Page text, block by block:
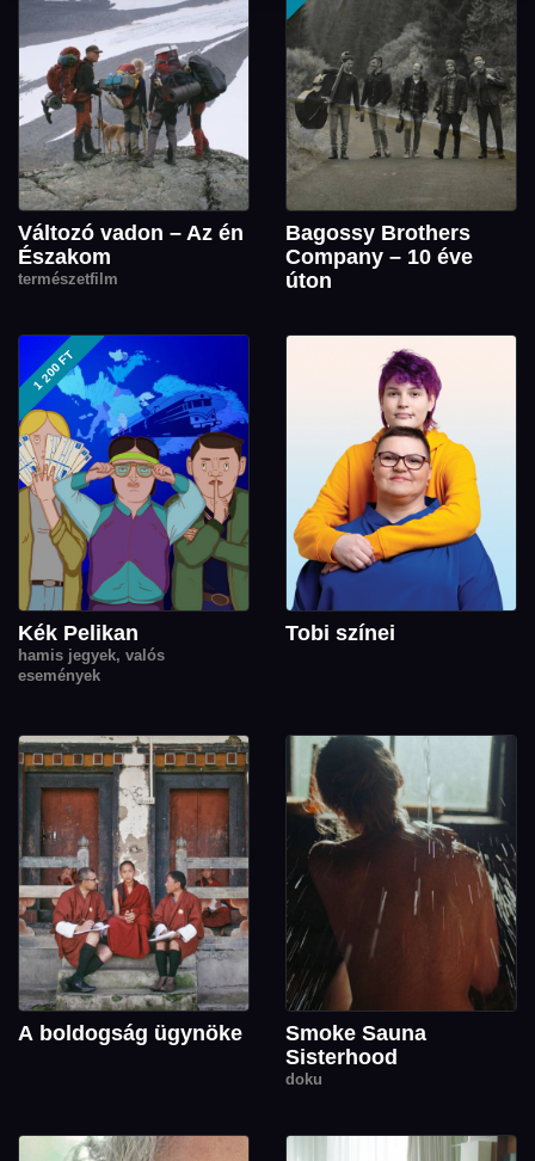
Változó vadon – Az én
Északom
természetfilm
Bagossy Brothers
Company – 10 éve
úton
1 200 FT
Kék Pelikan
hamis jegyek, valós
események
Tobi színei
A boldogság ügynöke
Smoke Sauna
Sisterhood
doku